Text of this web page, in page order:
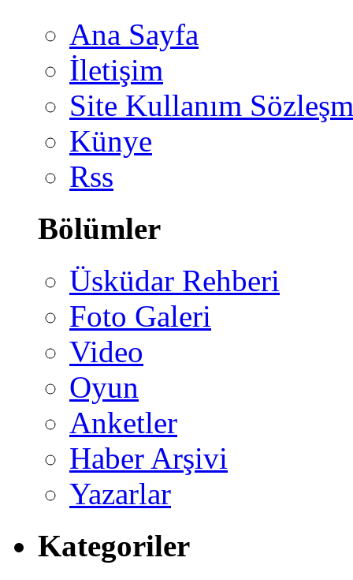
Ana Sayfa
İletişim
Site Kullanım
Künye
Rss
Bölümler
Üsküdar Rehberi
Foto Galeri
Video
Oyun
Anketler
Haber Arşivi
Yazarlar
Kategoriler